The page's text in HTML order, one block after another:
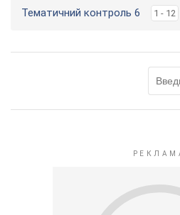
Тематичний контроль 6 1 - 12